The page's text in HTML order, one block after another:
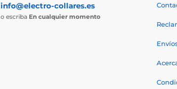
info@electro-collares.es
o escriba En cualquier momento